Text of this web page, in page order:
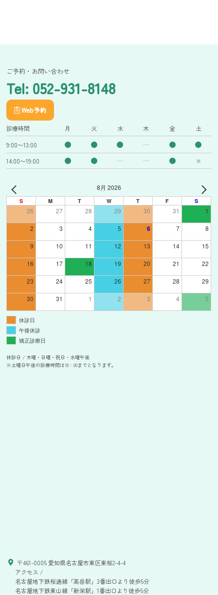
ご予約・お問い合わせ
Tel: 052-931-8148
Web予約
診療時間 月 火 水 木 金 土
9:00〜13:00
14:00〜19:00
※
8月 2026
S M T W T F S
26 27 28 29 30 31 1
2 3 4 5 6 7 8
9 10 11 12 13 14 15
16 17 18 19 20 21 22
23 24 25 26 27 28 29
30 31 1 2 3 4 5
休診日
午後休診
矯正診療日
休診日 / 木曜・日曜・祝日・水曜午後
※土曜日午後の診療時間は18：00までとなります。
〒461-0005 愛知県名古屋市東区東桜2-4-4
アクセス /
名古屋地下鉄桜通線「高岳駅」3番出口より徒歩5分
名古屋地下鉄東山線「新栄駅」1番出口より徒歩5分